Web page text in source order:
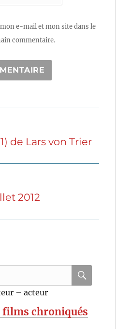
e-mail et mon site dans le
commentaire.
de Lars von Trier
2012
– acteur
films chroniqués